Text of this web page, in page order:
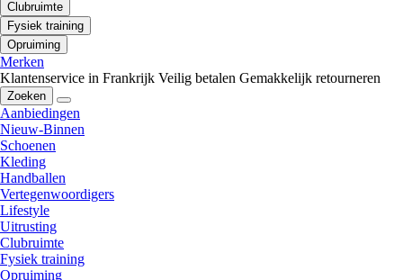
Clubruimte
Fysiek training
Opruiming
Merken
Klantenservice in Frankrijk Veilig betalen Gemakkelijk retourneren
Zoeken
Aanbiedingen
Nieuw-Binnen
Schoenen
Kleding
Handballen
Vertegenwoordigers
Lifestyle
Uitrusting
Clubruimte
Fysiek training
Opruiming